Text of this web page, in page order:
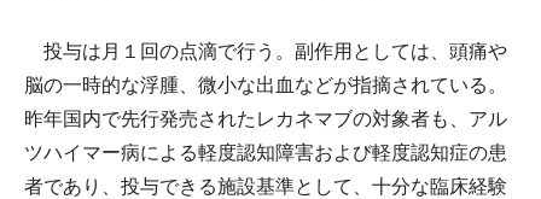
投与は月１回の点滴で行う。副作用としては、頭痛や
脳の一時的な浮腫、微小な出血などが指摘されている。
昨年国内で先行発売されたレカネマブの対象者も、アル
ツハイマー病による軽度認知障害および軽度認知症の患
者であり、投与できる施設基準として、十分な臨床経験